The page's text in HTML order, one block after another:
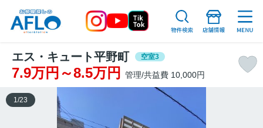
エス・キュート平野町 空室3
7.9万円～8.5万円 管理/共益費 10,000円
1 /23